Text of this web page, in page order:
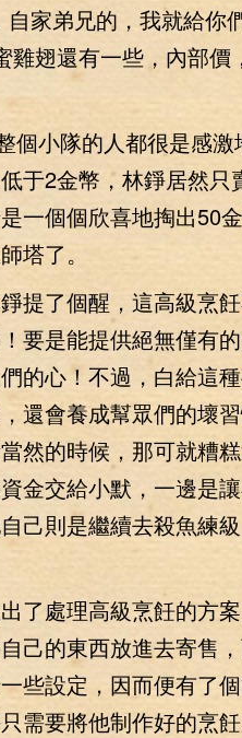
家弟兄的，我就給你
雞翅還有一些，內部價
小隊的人都很是感激
于2金幣，林錚居然只
一個個欣喜地掏出50
塔了。
了個醒，這高級烹飪
要是能提供絕無僅有
的心！不過，白給這
還會養成幫眾們的壞
然的時候，那可就糟
金交給小默，一邊是
己則是繼續去殺魚練
處理高級烹飪的方案
己的東西放進去寄售
些設定，因而便有了
需要將他制作好的烹